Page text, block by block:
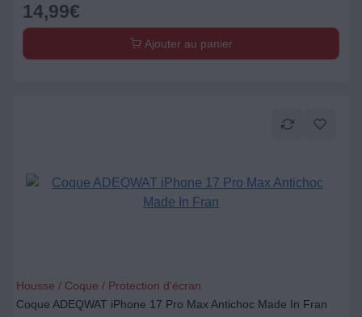
14,99€
Ajouter au panier
Housse / Coque / Protection d'écran
Coque ADEQWAT iPhone 17 Pro Max Antichoc Made In Fran